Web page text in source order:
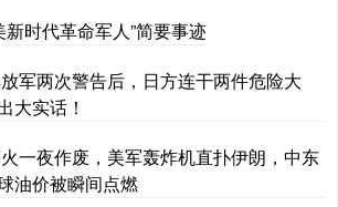
新时代革命军人”简要事迹
军两次警告后，日方连干两件危险大
大实话！
一夜作废，美军轰炸机直扑伊朗，中东
油价被瞬间点燃